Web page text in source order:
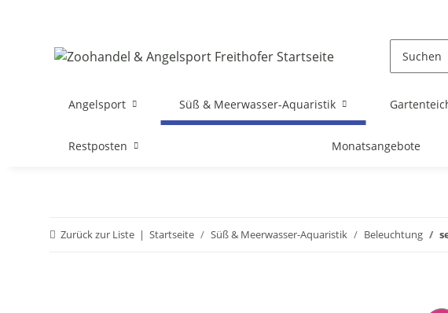
Angelsport Süß & Meerwasser-Aquaristik
Restposten Monatsangebote
Zurück zur Liste Startseite Süß & Meerwasser-Aquaristik Beleuchtung